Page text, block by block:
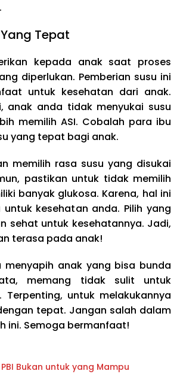
Tepat
kepada anak saat proses
diperlukan. Pemberian susu ini
untuk kesehatan dari anak.
anak anda tidak menyukai susu
memilih ASI. Cobalah para ibu
yang tepat bagi anak.
memilih rasa susu yang disukai
pastikan untuk tidak memilih
banyak glukosa. Karena, hal ini
kesehatan anda. Pilih yang
sehat untuk kesehatannya. Jadi,
terasa pada anak!
menyapih anakyang bisa bunda
memang tidak sulit untuk
Terpenting, untuk melakukannya
tepat. Jangan salah dalam
ini. Semoga bermanfaat!
PBI Bukan untuk yang Mampu